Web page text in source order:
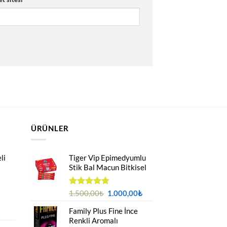
ÜRÜNLER
Tiger Vip Epimedyumlu
Stik Bal Macun Bitkisel
5
4.75oy
aldı
1.500,00₺ Orijinal
1.500,00₺.
1.000,00₺Şu
Family Plus Fine İnce
Renkli Aromalı